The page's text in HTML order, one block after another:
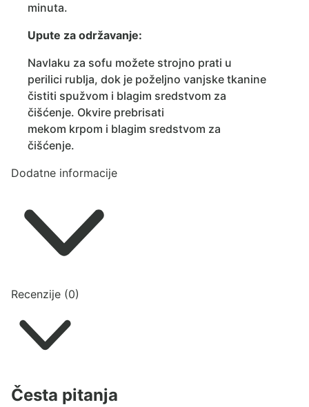
minuta.
Upute za održavanje:
Navlaku za sofu možete strojno prati u
perilici rublja, dok je poželjno vanjske tkanine
čistiti spužvom i blagim sredstvom za
čišćenje. Okvire prebrisati
mekom krpom i blagim sredstvom za
čišćenje.
Dodatne informacije
Recenzije (0)
Česta pitanja